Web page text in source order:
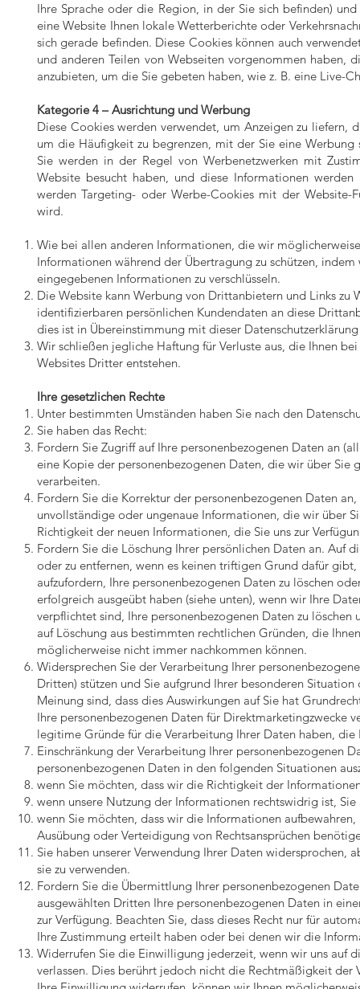
Ihre Sprache oder die Region, in der Sie sich befinden)
eine Website Ihnen lokale Wetterberichte oder
sich gerade befinden. Diese Cookies können auch
und anderen Teilen von Webseiten vorgenommen haben,
anzubieten, um die Sie gebeten haben, wie z. B. eine Live-
Kategorie 4 – Ausrichtung und Werbung
Diese Cookies werden verwendet, um Anzeigen zu liefern,
um die Häufigkeit zu begrenzen, mit der Sie eine
Sie werden in der Regel von Werbenetzwerken mit
Website besucht haben, und diese Informationen
werden Targeting- oder Werbe-Cookies mit der
wird.
Wie bei allen anderen Informationen, die wir
Informationen während der Übertragung zu schützen,
eingegebenen Informationen zu verschlüsseln.
Die Website kann Werbung von Drittanbietern und Links
identifizierbaren persönlichen Kundendaten an diese
dies ist in Übereinstimmung mit dieser
Wir schließen jegliche Haftung für Verluste aus, die Ihnen
Websites Dritter entstehen.
Ihre gesetzlichen Rechte
Unter bestimmten Umständen haben Sie nach den
Sie haben das Recht:
Fordern Sie Zugriff auf Ihre personenbezogenen Daten an
eine Kopie der personenbezogenen Daten, die wir über
verarbeiten.
Fordern Sie die Korrektur der personenbezogenen Daten
unvollständige oder ungenaue Informationen, die wir über
Richtigkeit der neuen Informationen, die Sie uns zur
Fordern Sie die Löschung Ihrer persönlichen Daten an. Auf
oder zu entfernen, wenn es keinen triftigen Grund dafür
aufzufordern, Ihre personenbezogenen Daten zu löschen
erfolgreich ausgeübt haben (siehe unten), wenn wir Ihre
verpflichtet sind, Ihre personenbezogenen Daten zu
auf Löschung aus bestimmten rechtlichen Gründen, die
möglicherweise nicht immer nachkommen können.
Widersprechen Sie der Verarbeitung Ihrer
Dritten) stützen und Sie aufgrund Ihrer besonderen
Meinung sind, dass dies Auswirkungen auf Sie hat
Ihre personenbezogenen Daten für Direktmarketingzwecke
legitime Gründe für die Verarbeitung Ihrer Daten haben, die
Einschränkung der Verarbeitung Ihrer personenbezogenen
personenbezogenen Daten in den folgenden Situationen
wenn Sie möchten, dass wir die Richtigkeit der
wenn unsere Nutzung der Informationen rechtswidrig ist,
wenn Sie möchten, dass wir die Informationen
Ausübung oder Verteidigung von Rechtsansprüchen
Sie haben unserer Verwendung Ihrer Daten
sie zu verwenden.
Fordern Sie die Übermittlung Ihrer personenbezogenen
ausgewählten Dritten Ihre personenbezogenen Daten in
zur Verfügung. Beachten Sie, dass dieses Recht nur für
Ihre Zustimmung erteilt haben oder bei denen wir die
Widerrufen Sie die Einwilligung jederzeit, wenn wir uns auf
verlassen. Dies berührt jedoch nicht die Rechtmäßigkeit